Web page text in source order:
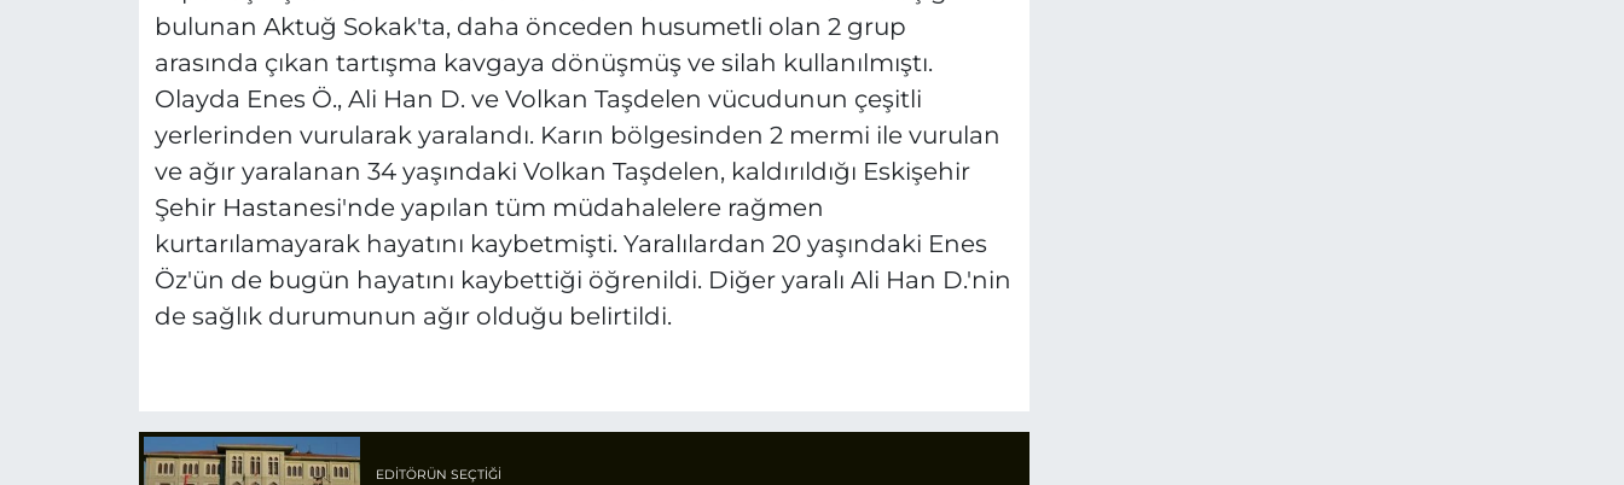
bulunan Aktuğ Sokak'ta, daha önceden husumetli olan 2 grup
arasında çıkan tartışma kavgaya dönüşmüş ve silah kullanılmıştı.
Olayda Enes Ö., Ali Han D. ve Volkan Taşdelen vücudunun çeşitli
yerlerinden vurularak yaralandı. Karın bölgesinden 2 mermi ile vurulan
ve ağır yaralanan 34 yaşındaki Volkan Taşdelen, kaldırıldığı Eskişehir
Şehir Hastanesi'nde yapılan tüm müdahalelere rağmen
kurtarılamayarak hayatını kaybetmişti. Yaralılardan 20 yaşındaki Enes
Öz'ün de bugün hayatını kaybettiği öğrenildi. Diğer yaralı Ali Han D.'nin
de sağlık durumunun ağır olduğu belirtildi.
EDITÖRÜN SEÇTIĞI